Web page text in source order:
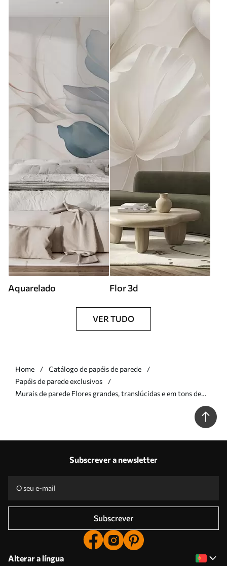
Aquarelado Flor 3d
VER TUDO
Home
Catálogo de papéis de parede
Papéis de parede exclusivos
Murais de parede Flores grandes, translúcidas e em tons de
Subscrever a newsletter
Subscrever
Alterar a língua